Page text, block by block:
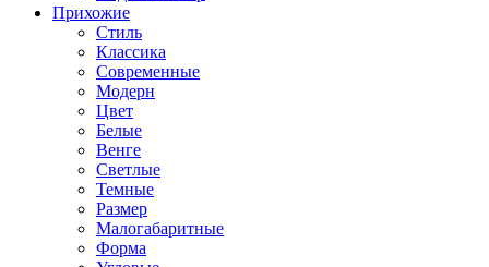
Прихожие
Стиль
Классика
Современные
Модерн
Цвет
Белые
Венге
Светлые
Темные
Размер
Малогабаритные
Форма